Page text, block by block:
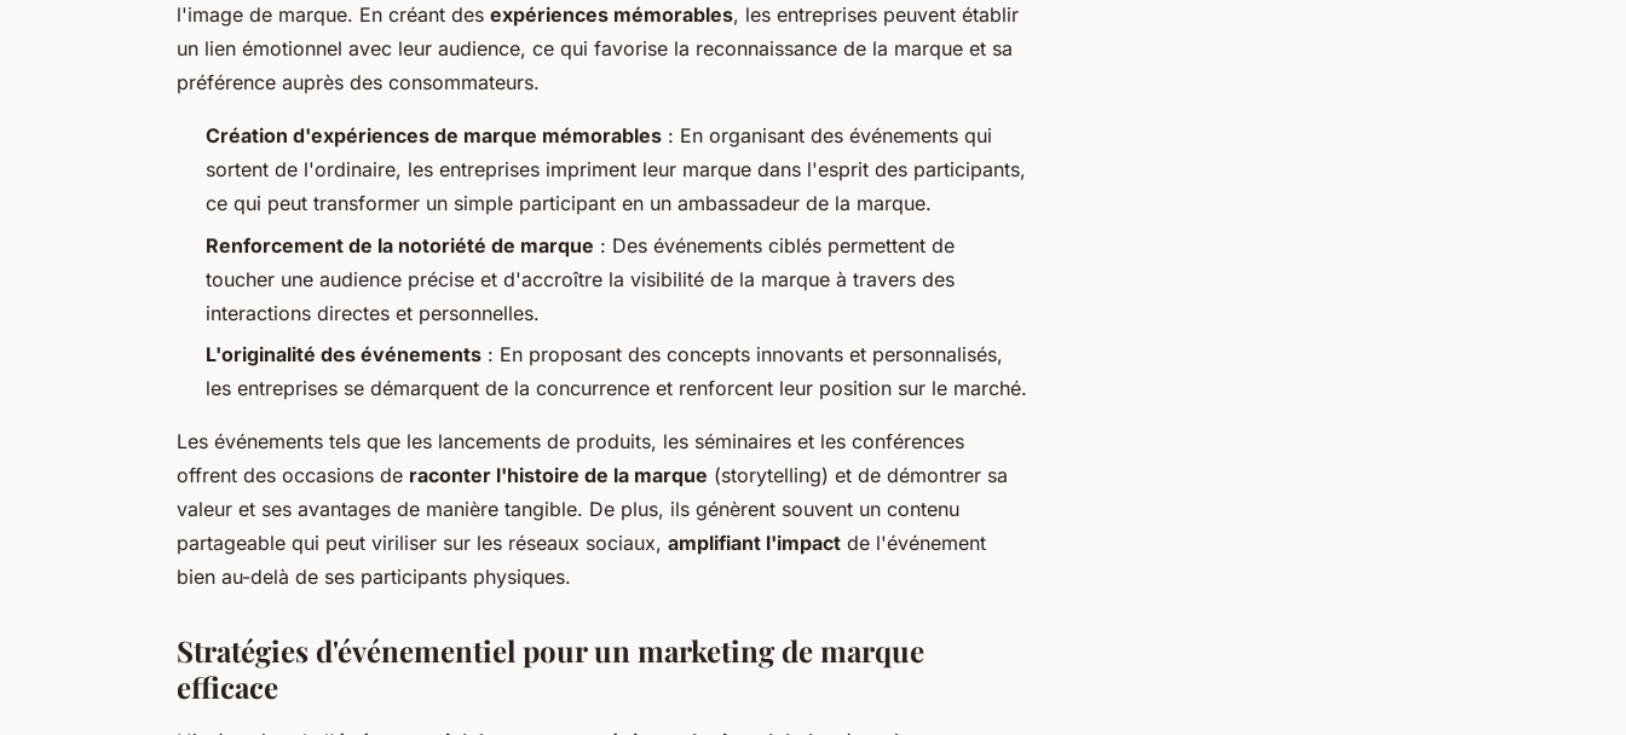
l'image de marque. En créant des expériences mémorables, les entreprises peuvent établir
un lien émotionnel avec leur audience, ce qui favorise la reconnaissance de la marque et sa
préférence auprès des consommateurs.
Création d'expériences de marque mémorables : En organisant des événements qui
sortent de l'ordinaire, les entreprises impriment leur marque dans l'esprit des participants,
ce qui peut transformer un simple participant en un ambassadeur de la marque.
Renforcement de la notoriété de marque : Des événements ciblés permettent de
toucher une audience précise et d'accroître la visibilité de la marque à travers des
interactions directes et personnelles.
L'originalité des événements : En proposant des concepts innovants et personnalisés,
les entreprises se démarquent de la concurrence et renforcent leur position sur le marché.
Les événements tels que les lancements de produits, les séminaires et les conférences
offrent des occasions de raconter l'histoire de la marque (storytelling) et de démontrer sa
valeur et ses avantages de manière tangible. De plus, ils génèrent souvent un contenu
partageable qui peut viriliser sur les réseaux sociaux, amplifiant l'impact de l'événement
bien au-delà de ses participants physiques.
Stratégies d'événementiel pour un marketing de marque
efficace